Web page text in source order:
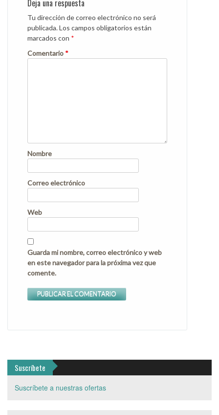
Deja una respuesta
Tu dirección de correo electrónico no será
publicada.Los campos obligatorios están
marcados con *
Comentario *
Nombre
Correo electrónico
Web
Guarda mi nombre, correo electrónico y web
en este navegador para la próxima vez que
comente.
Suscríbete
Suscríbete a nuestras ofertas